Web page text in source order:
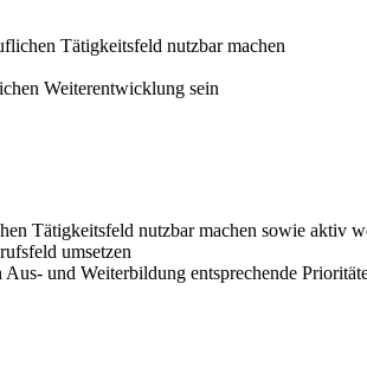
Tätigkeitsfeld nutzbar machen
Weiterentwicklung sein
Tätigkeitsfeld nutzbar machen sowie aktiv
umsetzen
und Weiterbildung entsprechende